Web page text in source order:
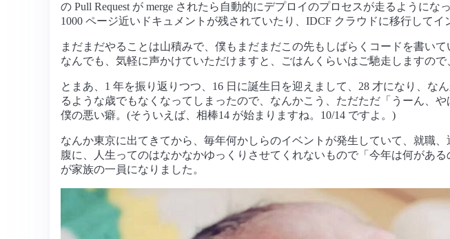
の Pull Request が merge されたら自動的にデプロイのプロセスが走るように
1000 ページ近いドキュメントが残されていたり、IDCF クラウドに移行して
まだまだやることは山積みで、僕もまだまだこの先もしばらくコードを書いて
なんでも、気軽に声かけていただけますと、ごはんくらいはご馳走しますの
とまあ、1 年を振り返りつつ、16 日に誕生日を迎えまして、28 才になり、な
るような歳でもなくなってしまったので、なんかこう、ただただ「うーん、
僕の悪い癖。(そういえば、相棒14 が始まりますね。10/14 ですよ。)
なんか東京に出てきてから、毎年何かしらのイベントが発生していて、就職
腹に、人生ってのはなかなかゆっくりさせてくれないもので「今年は何があ
が家族の一員になりました。